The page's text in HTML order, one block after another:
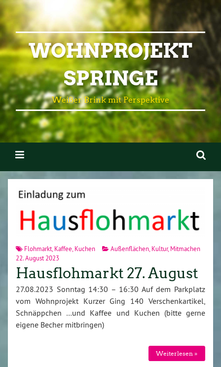
WOHNPROJEKT
SPRINGE
Weißer Brink mit Perspektive
Flohmarkt Kaffee Kuchen Außenflächen, Kultur, Mitmachen
22. August 2023
Hausflohmarkt 27. August
27.08.2023 Sonntag 14:30 – 16:30 Auf dem Parkplatz
vom Wohnprojekt Kurzer Ging 140 Verschenkartikel,
Schnäppchen …und Kaffee und Kuchen (bitte gerne
eigene Becher mitbringen)
Weiterlesen »